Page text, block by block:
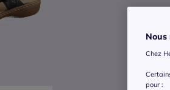
Chez
pour :